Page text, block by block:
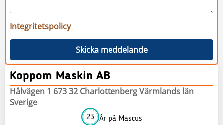
Integritetspolicy
Skicka meddelande
Koppom Maskin AB
Hålvägen 1 673 32 Charlottenberg Värmlands län
Sverige
23 År på Mascus